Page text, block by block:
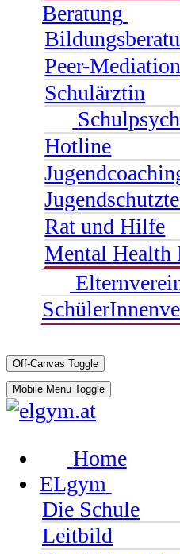
Beratung
Peer-Mediation
Schulärztin
Hotline
Rat und Hilfe
Mental Health
Off-Canvas Toggle
Mobile Menu Toggle
Home
ELgym
Die Schule
Leitbild